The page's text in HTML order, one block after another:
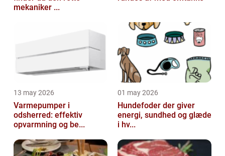
mekaniker ...
13 may 2026
Varmepumper i
odsherred: effektiv
opvarmning og be...
01 may 2026
Hundefoder der giver
energi, sundhed og glæde
i hv...